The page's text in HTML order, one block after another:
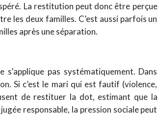
La restitution peut donc être perçue
les deux familles. C’est aussi parfois un
après une séparation.
pas systématiquement. Dans
Si c’est le mari qui est fautif (violence,
de restituer la dot, estimant que la
responsable, la pression sociale peut